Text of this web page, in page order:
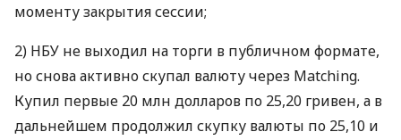
моменту закрытия сессии;
2) НБУ не выходил на торги в публичном формате,
но снова активно скупал валюту через Matching.
Купил первые 20 млн долларов по 25,20 гривен, а в
дальнейшем продолжил скупку валюты по 25,10 и